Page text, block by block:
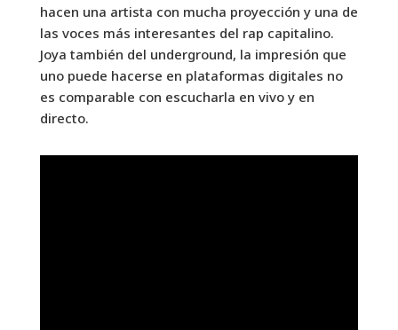
hacen una artista con mucha proyección y una de
las voces más interesantes del rap capitalino.
Joya también del underground, la impresión que
uno puede hacerse en plataformas digitales no
es comparable con escucharla en vivo y en
directo.